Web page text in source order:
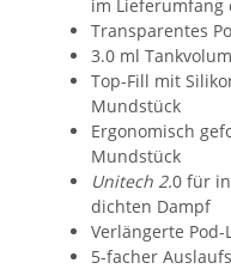
im Lieferumfang
Transparentes
3.0 ml
Top-Fill mit
Mundstück
Ergonomisch
Mundstück
Unitech 2.0 für
dichten Dampf
Verlängerte
5-facher